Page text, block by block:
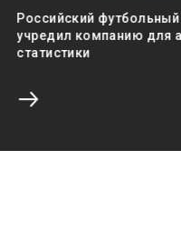
Российский
учредил компанию для
статистики